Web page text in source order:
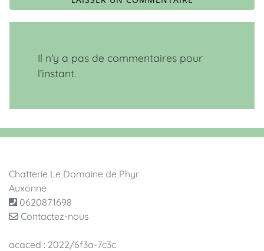
Il n'y a pas de commentaires pour
l'instant.
Chatterie Le Domaine de Phyr
Auxonne
0620871698
Contactez-nous
acaced : 2022/6f3a-7c3c